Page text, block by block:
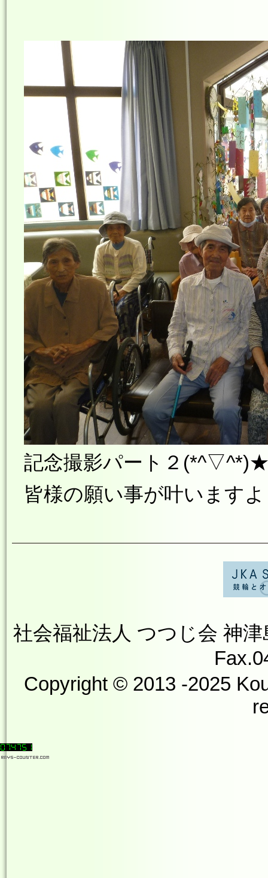
記念撮影パート２
皆様の願い事が叶います
社会福祉法人 つつじ会 神
Copyright © 2013 -2025